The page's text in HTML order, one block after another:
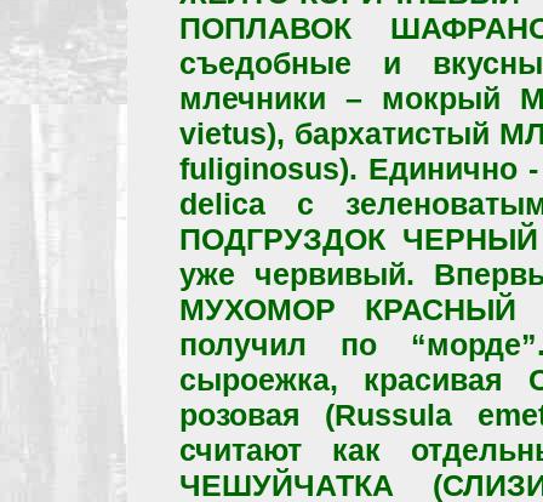
ПОПЛАВОК
съедобные и
млечники – мокрый
vietus), бархатистый
fuliginosus).
delica с
ПОДГРУЗДОК ЧЕРНЫЙ
уже червивый.
МУХОМОР КРАСНЫЙ
получил по
сыроежка,
розовая (Russula
считают как
ЧЕШУЙЧАТКА